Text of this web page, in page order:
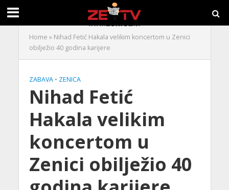
Home » Nihad Fetić Hakala velikim koncertom u Zenici
obilježio 40 godina karijere
ZABAVA • ZENICA
Nihad Fetić
Hakala velikim
koncertom u
Zenici obilježio 40